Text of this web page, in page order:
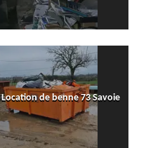
Location de benne 73 Savoie